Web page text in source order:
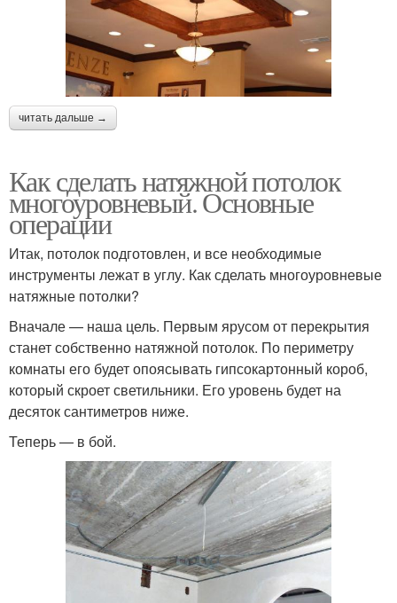
читать дальше →
Как сделать натяжной потолок
многоуровневый. Основные
операции
Итак, потолок подготовлен, и все необходимые
инструменты лежат в углу. Как сделать многоуровневые
натяжные потолки?
Вначале — наша цель. Первым ярусом от перекрытия
станет собственно натяжной потолок. По периметру
комнаты его будет опоясывать гипсокартонный короб,
который скроет светильники. Его уровень будет на
десяток сантиметров ниже.
Теперь — в бой.